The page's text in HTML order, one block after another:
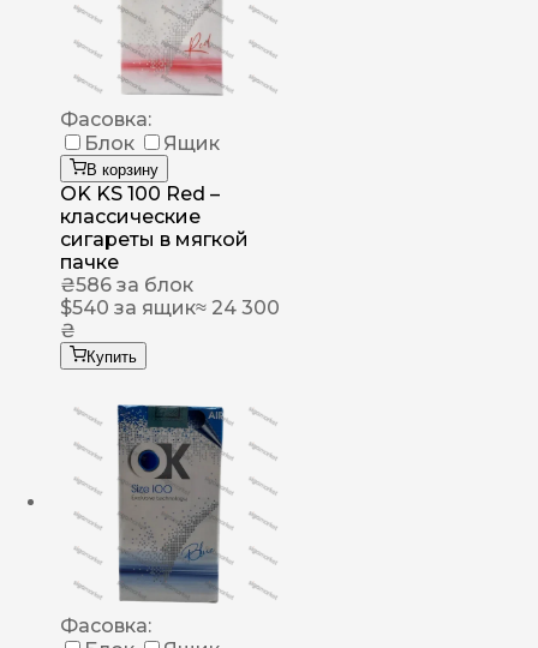
Фасовка:
Блок
Ящик
В корзину
OK KS 100 Red –
классические
сигареты в мягкой
пачке
₴586 за блок
$540 за ящик≈ 24 300
₴
Купить
Фасовка: